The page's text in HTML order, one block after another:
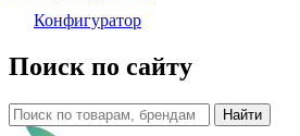
Конфигуратор
Поиск по сайту